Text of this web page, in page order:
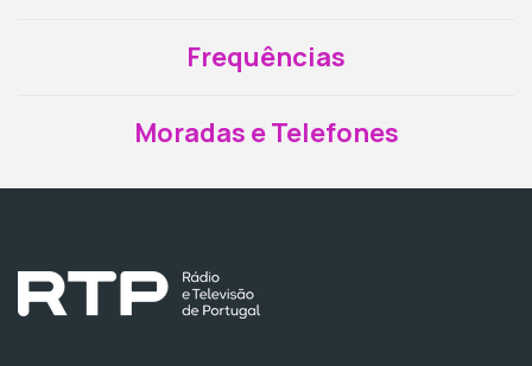
Frequências
Moradas e Telefones